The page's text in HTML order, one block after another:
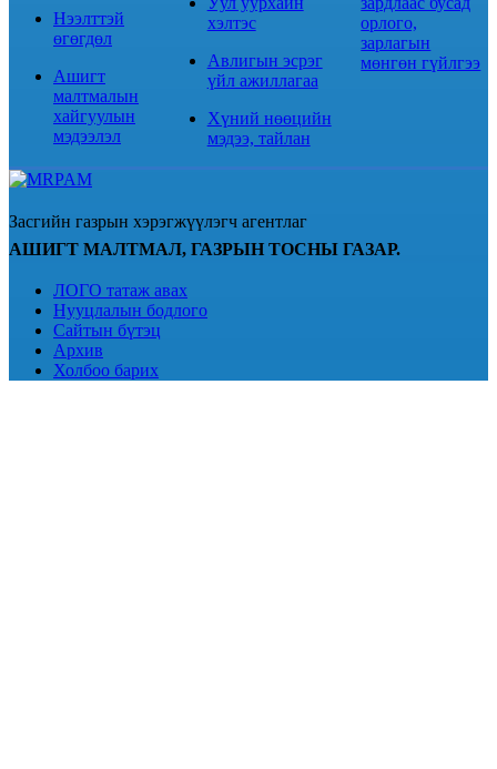
Нээлттэй
өгөгдөл
Ашигт
малтмалын
хайгуулын
мэдээлэл
хэлтэс
Авлигын эсрэг
үйл ажиллагаа
Хүний нөөцийн
мэдээ, тайлан
орлого,
зарлагын
мөнгөн гүйлгээ
Засгийн газрын хэрэгжүүлэгч агентлаг
АШИГТ МАЛТМАЛ, ГАЗРЫН ТОСНЫ ГАЗАР.
ЛОГО татаж авах
Нууцлалын бодлого
Сайтын бүтэц
Архив
Холбоо барих